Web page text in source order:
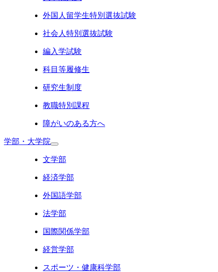
外国人留学生特別選抜試験
社会人特別選抜試験
編入学試験
科目等履修生
研究生制度
教職特別課程
障がいのある方へ
学部・大学院
文学部
経済学部
外国語学部
法学部
国際関係学部
経営学部
スポーツ・健康科学部